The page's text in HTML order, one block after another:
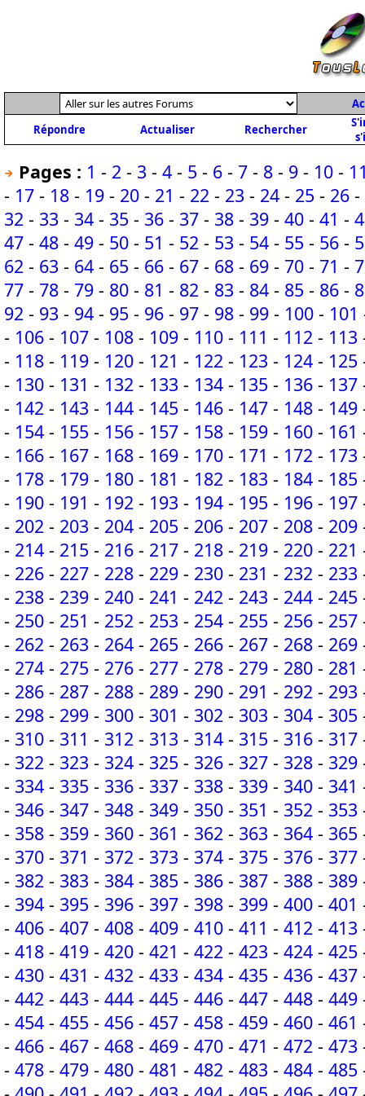
Répondre
Actualiser Rechercher
Pages : 1 - 2 - 3 - 4 - 5 - 6 - 7 - 8 - 9 - 10 -
- 17 - 18 - 19 - 20 - 21 - 22 - 23 - 24 - 25 - 26 -
32 - 33 - 34 - 35 - 36 - 37 - 38 - 39 - 40 - 41 -
47 - 48 - 49 - 50 - 51 - 52 - 53 - 54 - 55 - 56 -
62 - 63 - 64 - 65 - 66 - 67 - 68 - 69 - 70 - 71 -
77 - 78 - 79 - 80 - 81 - 82 - 83 - 84 - 85 - 86 -
92 - 93 - 94 - 95 - 96 - 97 - 98 - 99 - 100 - 101
- 106 - 107 - 108 - 109 - 110 - 111 - 112 - 113
- 118 - 119 - 120 - 121 - 122 - 123 - 124 - 125
- 130 - 131 - 132 - 133 - 134 - 135 - 136 - 137
- 142 - 143 - 144 - 145 - 146 - 147 - 148 - 149
- 154 - 155 - 156 - 157 - 158 - 159 - 160 - 161
- 166 - 167 - 168 - 169 - 170 - 171 - 172 - 173
- 178 - 179 - 180 - 181 - 182 - 183 - 184 - 185
- 190 - 191 - 192 - 193 - 194 - 195 - 196 - 197
- 202 - 203 - 204 - 205 - 206 - 207 - 208 - 209
- 214 - 215 - 216 - 217 - 218 - 219 - 220 - 221
- 226 - 227 - 228 - 229 - 230 - 231 - 232 - 233
- 238 - 239 - 240 - 241 - 242 - 243 - 244 - 245
- 250 - 251 - 252 - 253 - 254 - 255 - 256 - 257
- 262 - 263 - 264 - 265 - 266 - 267 - 268 - 269
- 274 - 275 - 276 - 277 - 278 - 279 - 280 - 281
- 286 - 287 - 288 - 289 - 290 - 291 - 292 - 293
- 298 - 299 - 300 - 301 - 302 - 303 - 304 - 305
- 310 - 311 - 312 - 313 - 314 - 315 - 316 - 317
- 322 - 323 - 324 - 325 - 326 - 327 - 328 - 329
- 334 - 335 - 336 - 337 - 338 - 339 - 340 - 341
- 346 - 347 - 348 - 349 - 350 - 351 - 352 - 353
- 358 - 359 - 360 - 361 - 362 - 363 - 364 - 365
- 370 - 371 - 372 - 373 - 374 - 375 - 376 - 377
- 382 - 383 - 384 - 385 - 386 - 387 - 388 - 389
- 394 - 395 - 396 - 397 - 398 - 399 - 400 - 401
- 406 - 407 - 408 - 409 - 410 - 411 - 412 - 413
- 418 - 419 - 420 - 421 - 422 - 423 - 424 - 425
- 430 - 431 - 432 - 433 - 434 - 435 - 436 - 437
- 442 - 443 - 444 - 445 - 446 - 447 - 448 - 449
- 454 - 455 - 456 - 457 - 458 - 459 - 460 - 461
- 466 - 467 - 468 - 469 - 470 - 471 - 472 - 473
- 478 - 479 - 480 - 481 - 482 - 483 - 484 - 485